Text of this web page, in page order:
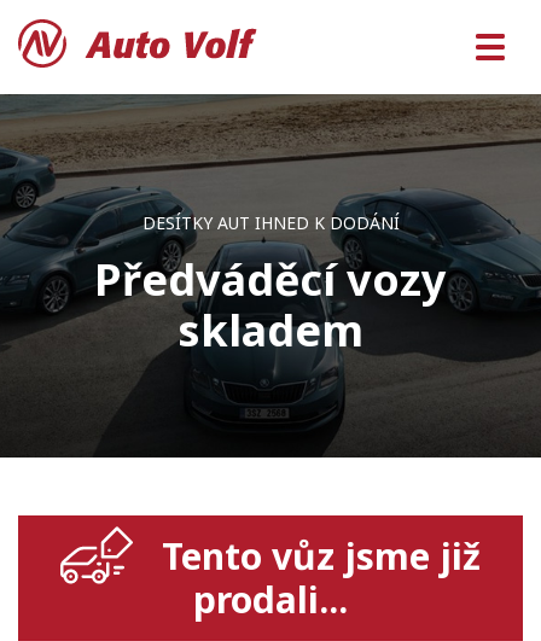
DESÍTKY AUT IHNED K DODÁNÍ
Předváděcí vozy
skladem
Tento vůz jsme již
prodali...